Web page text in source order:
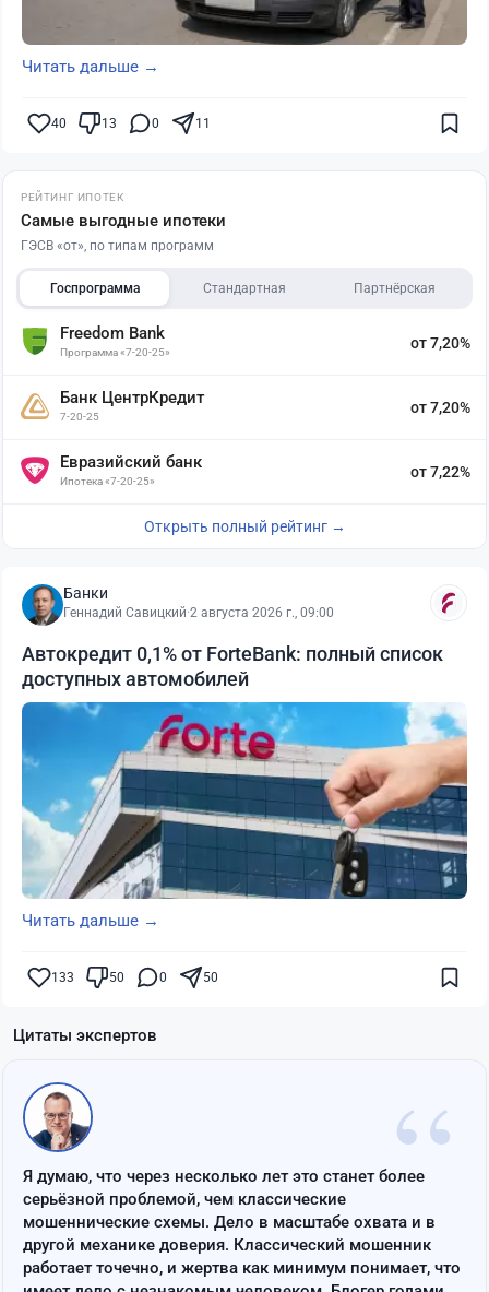
Читать дальше →
40 13 0 11
РЕЙТИНГ ИПОТЕК
Самые выгодные ипотеки
ГЭСВ «от», по типам программ
Госпрограмма Стандартная Партнёрская
Freedom Bank
Программа «7-20-25»
от 7,20%
Банк ЦентрКредит
7-20-25
от 7,20%
Евразийский банк
Ипотека «7-20-25»
от 7,22%
Открыть полный рейтинг →
Банки
Геннадий Савицкий·2 августа 2026 г., 09:00
Автокредит 0,1% от ForteBank: полный список
доступных автомобилей
Читать дальше →
133 50 0 50
Цитаты экспертов
“
Я думаю, что через несколько лет это станет более
серьёзной проблемой, чем классические
мошеннические схемы. Дело в масштабе охвата и в
другой механике доверия. Классический мошенник
работает точечно, и жертва как минимум понимает, что